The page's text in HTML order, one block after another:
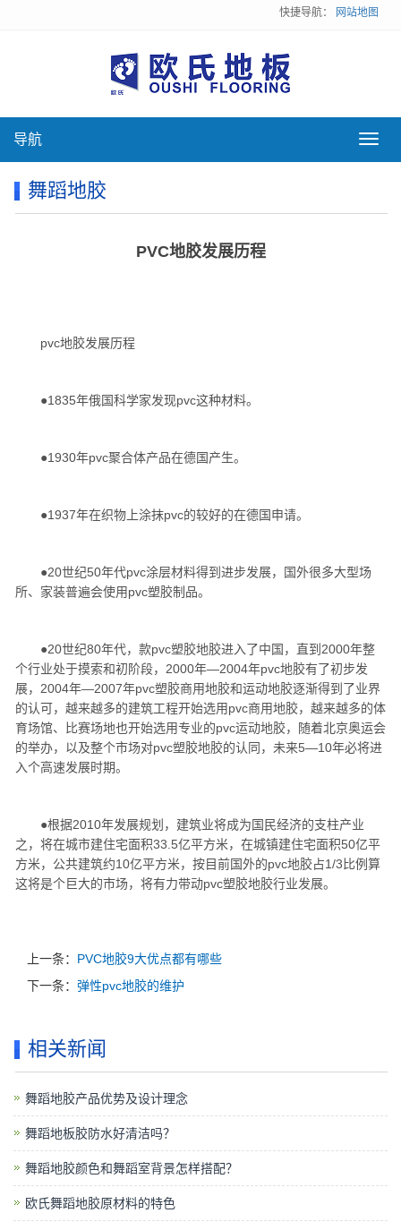
快捷导航： 网站地图
导
导航
舞蹈地胶
PVC地胶发展历程
pvc地胶发展历程
●1835年俄国科学家发现pvc这种材料。
●1930年pvc聚合体产品在德国产生。
●1937年在织物上涂抹pvc的较好的在德国申请。
●20世纪50年代pvc涂层材料得到进步发展，国外很多大型场
所、家装普遍会使用pvc塑胶制品。
●20世纪80年代，款pvc塑胶地胶进入了中国，直到2000年整
个行业处于摸索和初阶段，2000年—2004年pvc地胶有了初步发
展，2004年—2007年pvc塑胶商用地胶和运动地胶逐渐得到了业界
的认可，越来越多的建筑工程开始选用pvc商用地胶，越来越多的体
育场馆、比赛场地也开始选用专业的pvc运动地胶，随着北京奥运会
的举办，以及整个市场对pvc塑胶地胶的认同，未来5—10年必将进
入个高速发展时期。
●根据2010年发展规划，建筑业将成为国民经济的支柱产业
之，将在城市建住宅面积33.5亿平方米，在城镇建住宅面积50亿平
方米，公共建筑约10亿平方米，按目前国外的pvc地胶占1/3比例算
这将是个巨大的市场，将有力带动pvc塑胶地胶行业发展。
上一条： PVC地胶9大优点都有哪些
下一条： 弹性pvc地胶的维护
相关新闻
舞蹈地胶产品优势及设计理念
舞蹈地板胶防水好清洁吗？
舞蹈地胶颜色和舞蹈室背景怎样搭配？
欧氏舞蹈地胶原材料的特色